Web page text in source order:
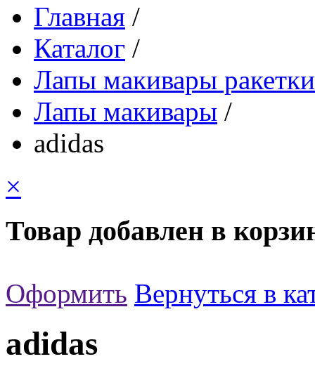
Главная /
Каталог /
Лапы макивары
Лапы макивары /
adidas
×
Товар добавлен в
Оформить Вернуться в
adidas